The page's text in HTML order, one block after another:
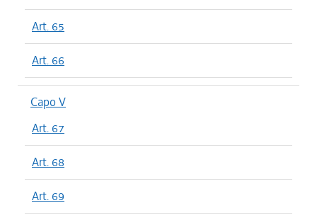
Art. 65
Art. 66
Capo V
Art. 67
Art. 68
Art. 69